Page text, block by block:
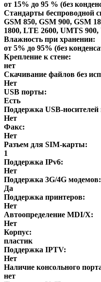
от 15% до 95 % (без
Стандарты беспроводной
GSM 850, GSM 900, GSM
1800, LTE 2600, UMTS
Влажность при хранении:
от 5% до 95% (без
Крепление к стене:
нет
Скачивание файлов без
Нет
USB порты:
Есть
Поддержка USB-
Нет
Факс:
Нет
Разъем для SIM-карты:
1
Поддержка IPv6:
Нет
Поддержка 3G/4G модемов:
Да
Поддержка принтеров:
Нет
Автоопределение MDI/X:
Нет
Корпус:
пластик
Поддержка IPTV:
Нет
Наличие консольного
нет